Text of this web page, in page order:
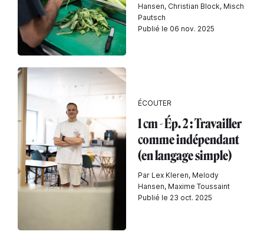
Hansen, Christian Block, Misch
Pautsch
Publié le 06 nov. 2025
ÉCOUTER
1 cm - Ép. 2 : Travailler
comme indépendant
(en langage simple)
Par Lex Kleren, Melody
Hansen, Maxime Toussaint
Publié le 23 oct. 2025